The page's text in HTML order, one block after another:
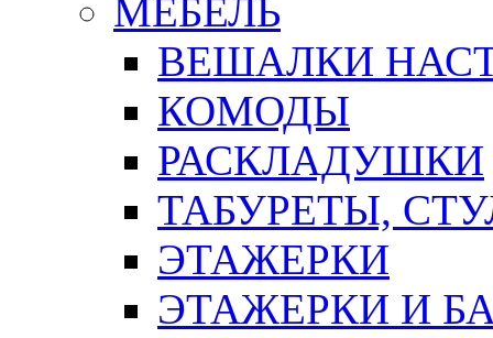
МЕБЕЛЬ
ВЕШАЛКИ
КОМОДЫ
РАСКЛАДУШКИ
ТАБУРЕТЫ,
ЭТАЖЕРКИ
ЭТАЖЕРКИ И